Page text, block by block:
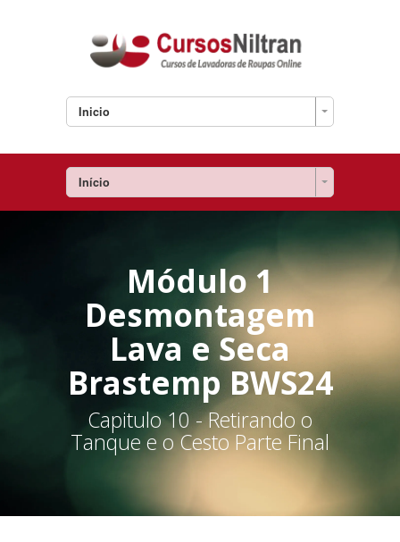
Inicio
Início
Módulo 1
Desmontagem
Lava e Seca
Brastemp BWS24
Capitulo 10 - Retirando o
Tanque e o Cesto Parte Final